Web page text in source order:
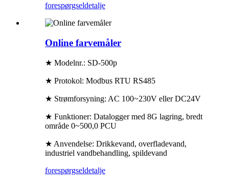
forespørgseldetalje
Online farvemåler
★ Modelnr.: SD-500p
★ Protokol: Modbus RTU RS485
★ Strømforsyning: AC 100~230V eller DC24V
★ Funktioner: Datalogger med 8G lagring, bredt
område 0~500,0 PCU
★ Anvendelse: Drikkevand, overfladevand,
industriel vandbehandling, spildevand
forespørgseldetalje